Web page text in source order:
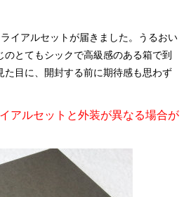
イアルセットが届きました。うるおい
とてもシックで高級感のある箱で到
た目に、開封する前に期待感も思わず
アルセットと外装が異なる場合が